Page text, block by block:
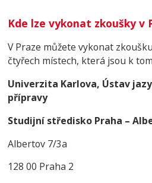
Kde lze vykonat zkoušky v
V Praze můžete vykonat
čtyřech místech, která jsou k
Univerzita Karlova, Ústav
přípravy
Studijní středisko Praha –
Albertov 7/3a
128 00 Praha 2